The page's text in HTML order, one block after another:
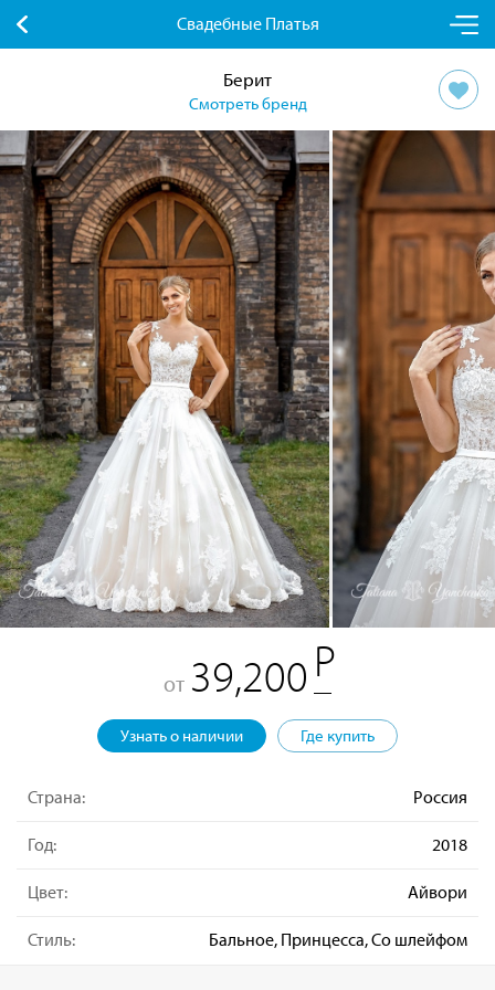
Свадебные Платья
Берит
Смотреть бренд
от 39,200
Узнать о наличии Где купить
Страна: Россия
Год: 2018
Цвет: Айвори
Стиль: Бальное, Принцесса, Со шлейфом